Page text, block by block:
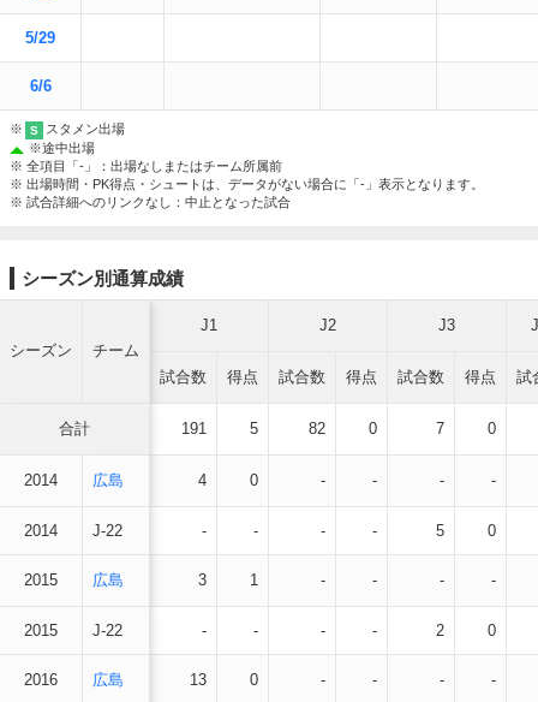
5/29
6/6
※ S
スタメン出場
※途中出場
※ 全項目「-」：出場なしまたはチーム所属前
※ 出場時間・PK得点・シュートは、データがない場合に「-」表示となります。
※ 試合詳細へのリンクなし：中止となった試合
シーズン別通算成績
シーズン チーム
J1 J2 J3
試合数 得点 試合数 得点 試合数 得点 試
合計 191 5 82 0 7 0
2014 広島 4 0 - - - -
2014 J-22 - - - - 5 0
2015 広島 3 1 - - - -
2015 J-22 - - - - 2 0
2016 広島 13 0 - - - -